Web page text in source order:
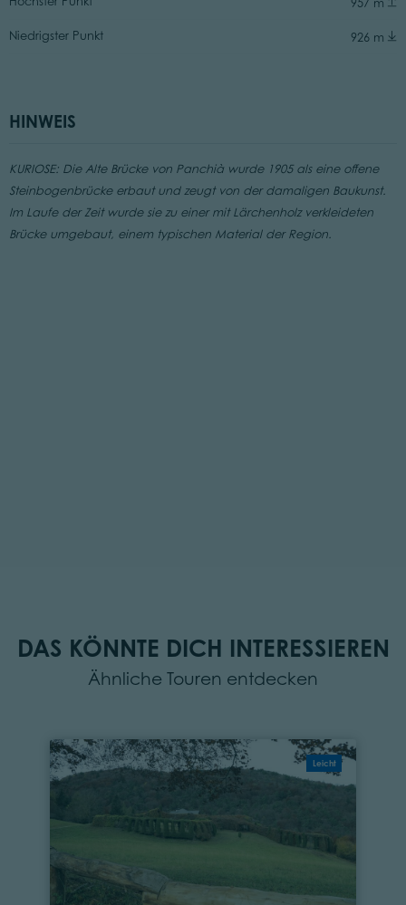
957 m
Niedrigster Punkt 926 m
HINWEIS
KURIOSE: Die Alte Brücke von Panchià wurde 1905 als eine offene
Steinbogenbrücke erbaut und zeugt von der damaligen Baukunst.
Im Laufe der Zeit wurde sie zu einer mit Lärchenholz verkleideten
Brücke umgebaut, einem typischen Material der Region.
DAS KÖNNTE DICH INTERESSIEREN
Ähnliche Touren entdecken
Leicht